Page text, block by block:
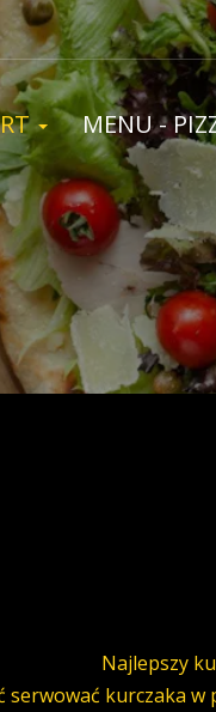
MENU -
Najlepszy
kurczaka